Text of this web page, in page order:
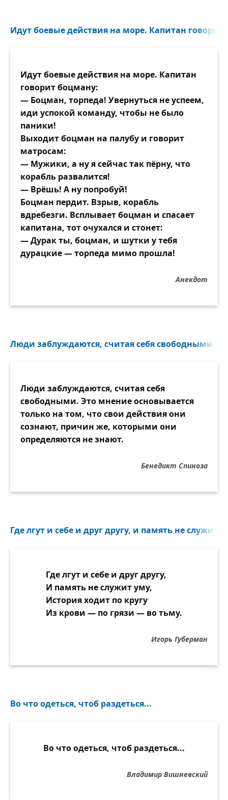
Идут боевые действия на море. Капитан говорит
Идут боевые действия на море. Капитан
говорит боцману:
— Боцман, торпеда! Увернуться не успеем,
иди успокой команду, чтобы не было
паники!
Выходит боцман на палубу и говорит
матросам:
— Мужики, а ну я сейчас так пёрну, что
корабль развалится!
— Врёшь! А ну попробуй!
Боцман пердит. Взрыв, корабль
вдребезги. Всплывает боцман и спасает
капитана, тот очухался и стонет:
— Дурак ты, боцман, и шутки у тебя
дурацкие — торпеда мимо прошла!
Анекдот
Люди заблуждаются, считая себя свободными.
Люди заблуждаются, считая себя
свободными. Это мнение основывается
только на том, что свои действия они
сознают, причин же, которыми они
определяются не знают.
Бенедикт Спиноза
Где лгут и себе и друг другу, и память не служит
Где лгут и себе и друг другу,
И память не служит уму,
История ходит по кругу
Из крови — по грязи — во тьму.
Игорь Губерман
Во что одеться, чтоб раздеться...
Во что одеться, чтоб раздеться...
Владимир Вишневский